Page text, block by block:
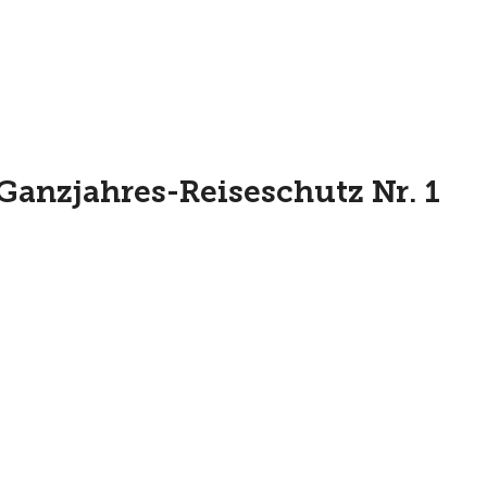
Reiseschutz Nr. 1